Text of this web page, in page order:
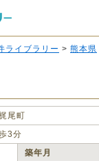
ライブラリー > 熊本県
尾町
3分
築年月